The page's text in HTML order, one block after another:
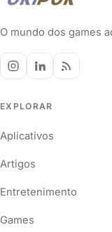
O mundo dos games
EXPLORAR
Aplicativos
Artigos
Entretenimento
Games